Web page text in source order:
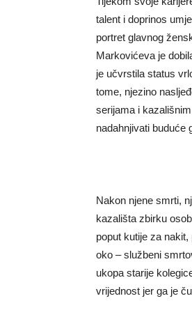
talent i doprinos
portret glavnog
Markovićeva je
je učvrstila status
tome, njezino
serijama i
nadahnjivati ​​buduće
Nakon njene smrti,
kazališta zbirku
poput kutije za
oko – službeni
ukopa starije
vrijednost jer ga je